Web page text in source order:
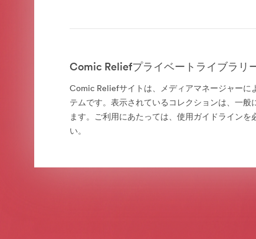
Comic Reliefプライベートライブラリ
Comic Reliefサイトは、メディアマネージャーに
テムです。表示されているコレクションは、一般
ます。ご利用にあたっては、使用ガイドラインを
い。